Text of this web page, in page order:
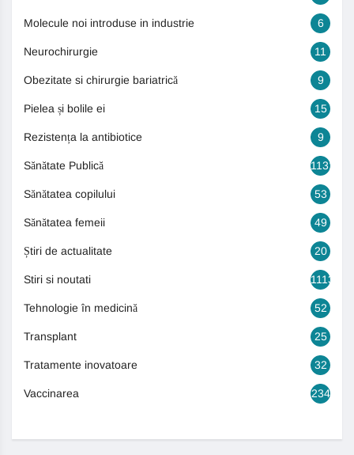
Molecule noi introduse in industrie 6
Neurochirurgie 11
Obezitate si chirurgie bariatrică 9
Pielea și bolile ei 15
Rezistența la antibiotice 9
Sănătate Publică 1131
Sănătatea copilului 53
Sănătatea femeii 49
Știri de actualitate 20
Stiri si noutati 1113
Tehnologie în medicină 52
Transplant 25
Tratamente inovatoare 32
Vaccinarea 234